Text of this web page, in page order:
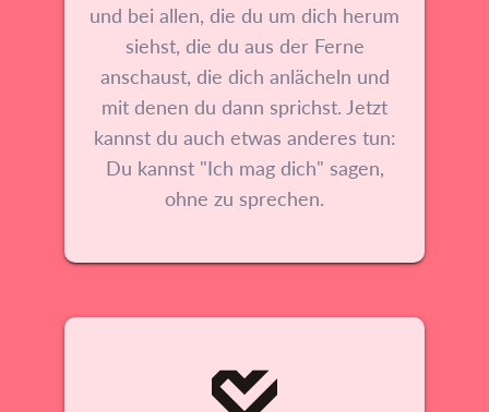
und bei allen, die du um dich herum
siehst, die du aus der Ferne
anschaust, die dich anlächeln und
mit denen du dann sprichst. Jetzt
kannst du auch etwas anderes tun:
Du kannst "Ich mag dich" sagen,
ohne zu sprechen.